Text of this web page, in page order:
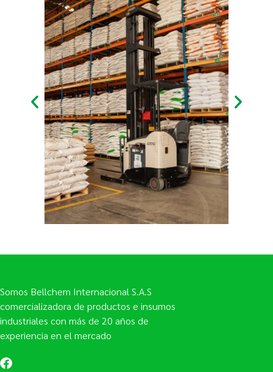
Somos Bellchem Internacional S.A.S
comercializadora de productos e insumos
industriales con más de 20 años de
experiencia en el mercado